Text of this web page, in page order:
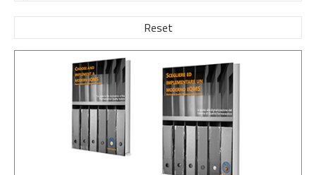
Reset